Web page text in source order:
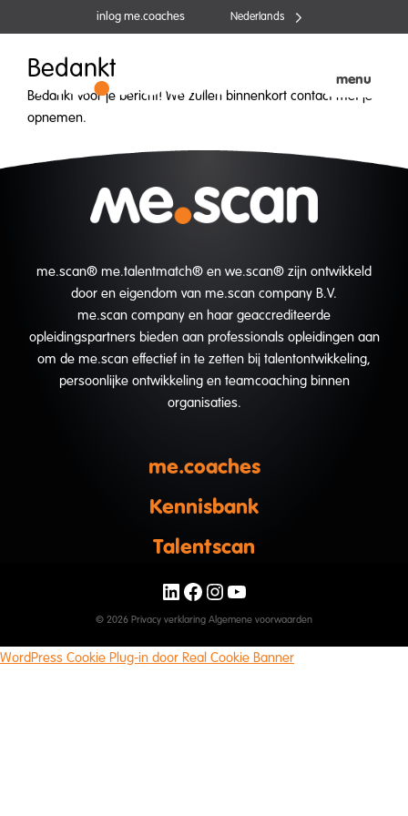
naar
inhoud
inlog me.coaches Nederlands
menu
Bedankt
Bedankt voor je bericht! We zullen binnenkort contact met je
opnemen.
me.scan® me.talentmatch® en we.scan® zijn ontwikkeld
door en eigendom van me.scan company B.V.
me.scan company en haar geaccrediteerde
opleidingspartners bieden aan professionals opleidingen aan
om de me.scan effectief in te zetten bij talentontwikkeling,
persoonlijke ontwikkeling en teamcoaching binnen
organisaties.
me.coaches
Kennisbank
Talentscan
LinkedIn Facebook Instagram YouTube
© 2026 Privacy verklaring Algemene voorwaarden
WordPress Cookie Plug-in door Real Cookie Banner